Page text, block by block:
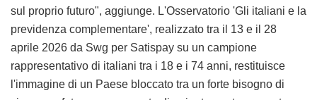
sul proprio futuro", aggiunge. L'Osservatorio 'Gli italiani e la
previdenza complementare', realizzato tra il 13 e il 28
aprile 2026 da Swg per Satispay su un campione
rappresentativo di italiani tra i 18 e i 74 anni, restituisce
l'immagine di un Paese bloccato tra un forte bisogno di